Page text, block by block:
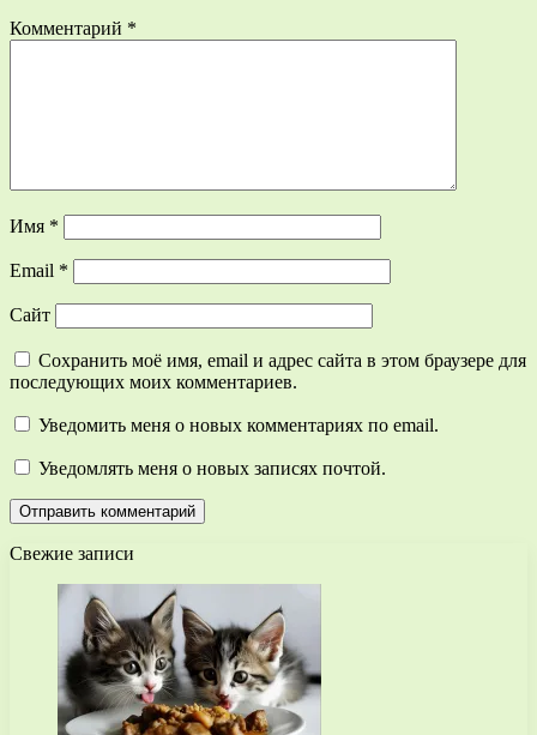
Комментарий *
Имя *
Email *
Сайт
Сохранить моё имя, email и адрес сайта в этом браузере для
последующих моих комментариев.
Уведомить меня о новых комментариях по email.
Уведомлять меня о новых записях почтой.
Свежие записи